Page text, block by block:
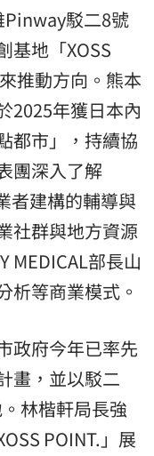
Pinway駁二8號
基地「XOSS
推動方向。熊本
2025年獲日本內
都市」，持續協
團深入了解
者建構的輔導與
社群與地方資源
MEDICAL部長山
析等商業模式。
政府今年已率先
畫，並以駁二
林楷軒局長強
POINT.」展